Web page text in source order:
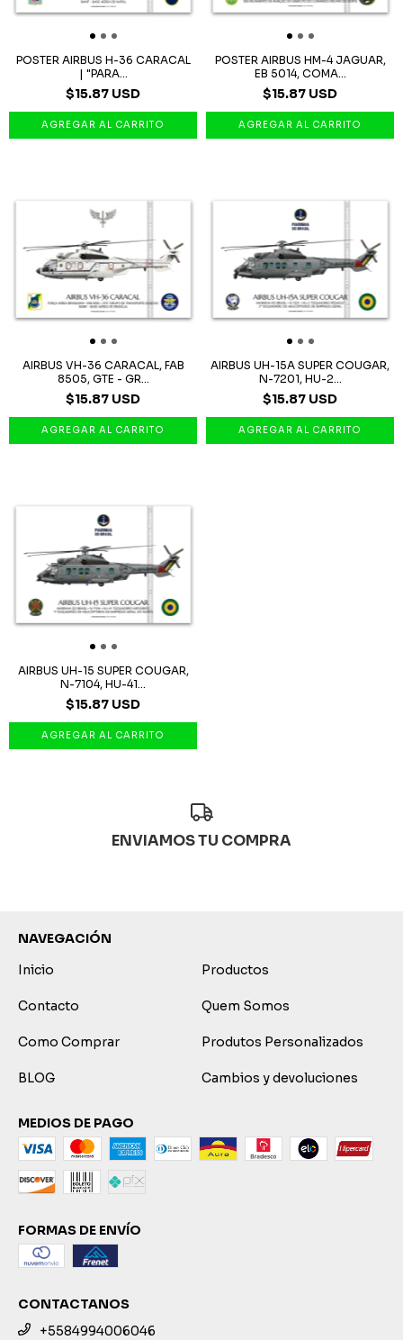
POSTER AIRBUS H-36 CARACAL
| "PARA...
$15.87 USD
POSTER AIRBUS HM-4 JAGUAR,
EB 5014, COMA...
$15.87 USD
AIRBUS VH-36 CARACAL, FAB
8505, GTE - GR...
$15.87 USD
AIRBUS UH-15A SUPER COUGAR,
N-7201, HU-2...
$15.87 USD
AIRBUS UH-15 SUPER COUGAR,
N-7104, HU-41...
$15.87 USD
ENVIAMOS TU COMPRA
NAVEGACIÓN
Inicio
Productos
Contacto Quem Somos
Como Comprar Produtos Personalizados
BLOG Cambios y devoluciones
MEDIOS DE PAGO
FORMAS DE ENVÍO
CONTACTANOS
+5584994006046